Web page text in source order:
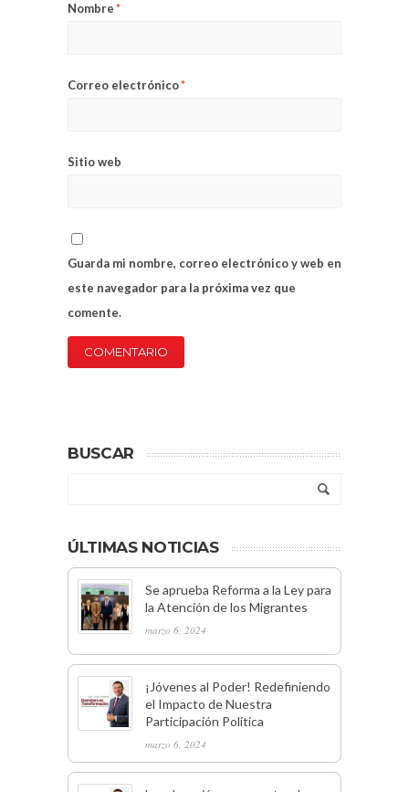
Nombre*
Correo electrónico*
Sitio web
Guarda mi nombre, correo electrónico y web en
este navegador para la próxima vez que
comente.
BUSCAR
ÚLTIMAS NOTICIAS
Se aprueba Reforma a la Ley para
la Atención de los Migrantes
marzo 6, 2024
¡Jóvenes al Poder! Redefiniendo
el Impacto de Nuestra
Participación Política
marzo 6, 2024